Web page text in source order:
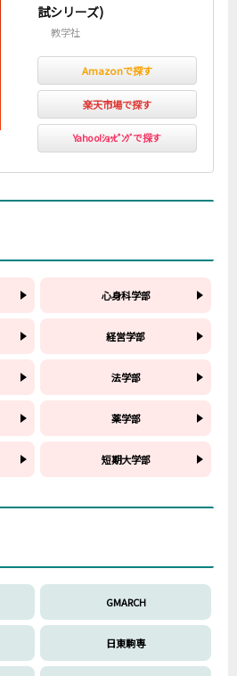
試シリーズ)
教学社
Amazonで探す
楽天市場で探す
Yahoo!ｼｮｯﾋﾟﾝｸﾞで探す
心身科学部
経営学部
法学部
薬学部
短期大学部
GMARCH
日東駒専